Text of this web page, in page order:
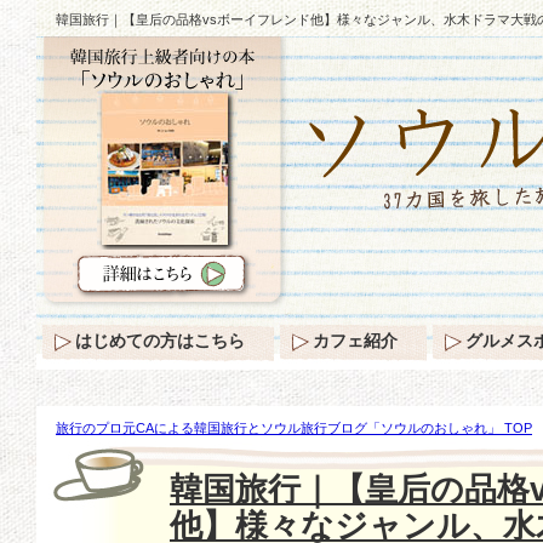
韓国旅行｜【皇后の品格vsボーイフレンド他】様々なジャンル、水木ドラマ大
旅行のプロ元CAによる韓国旅行とソウル旅行ブログ「ソウルのおしゃれ」 TOP
【皇后の品格vsボーイフレンド他】様々なジャンル、水木ドラマ大戦の楽しみ②♪
韓国旅行｜【皇后の品
他】様々なジャンル、
はじめての方はこちら カフェ紹介 グルメス